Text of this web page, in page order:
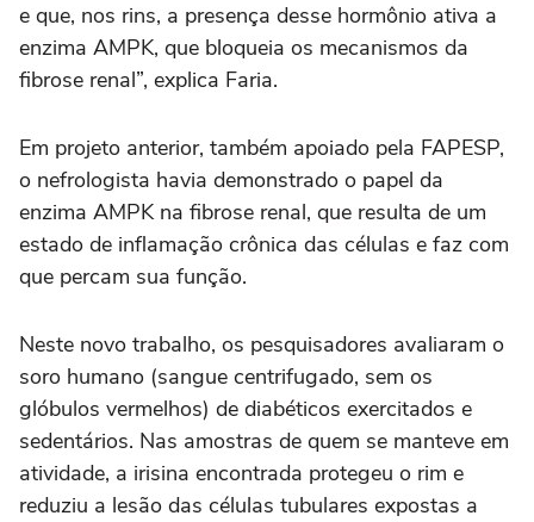
e que, nos rins, a presença desse hormônio ativa a
enzima AMPK, que bloqueia os mecanismos da
fibrose renal”, explica Faria.
Em projeto anterior, também apoiado pela FAPESP,
o nefrologista havia demonstrado o papel da
enzima AMPK na fibrose renal, que resulta de um
estado de inflamação crônica das células e faz com
que percam sua função.
Neste novo trabalho, os pesquisadores avaliaram o
soro humano (sangue centrifugado, sem os
glóbulos vermelhos) de diabéticos exercitados e
sedentários. Nas amostras de quem se manteve em
atividade, a irisina encontrada protegeu o rim e
reduziu a lesão das células tubulares expostas a